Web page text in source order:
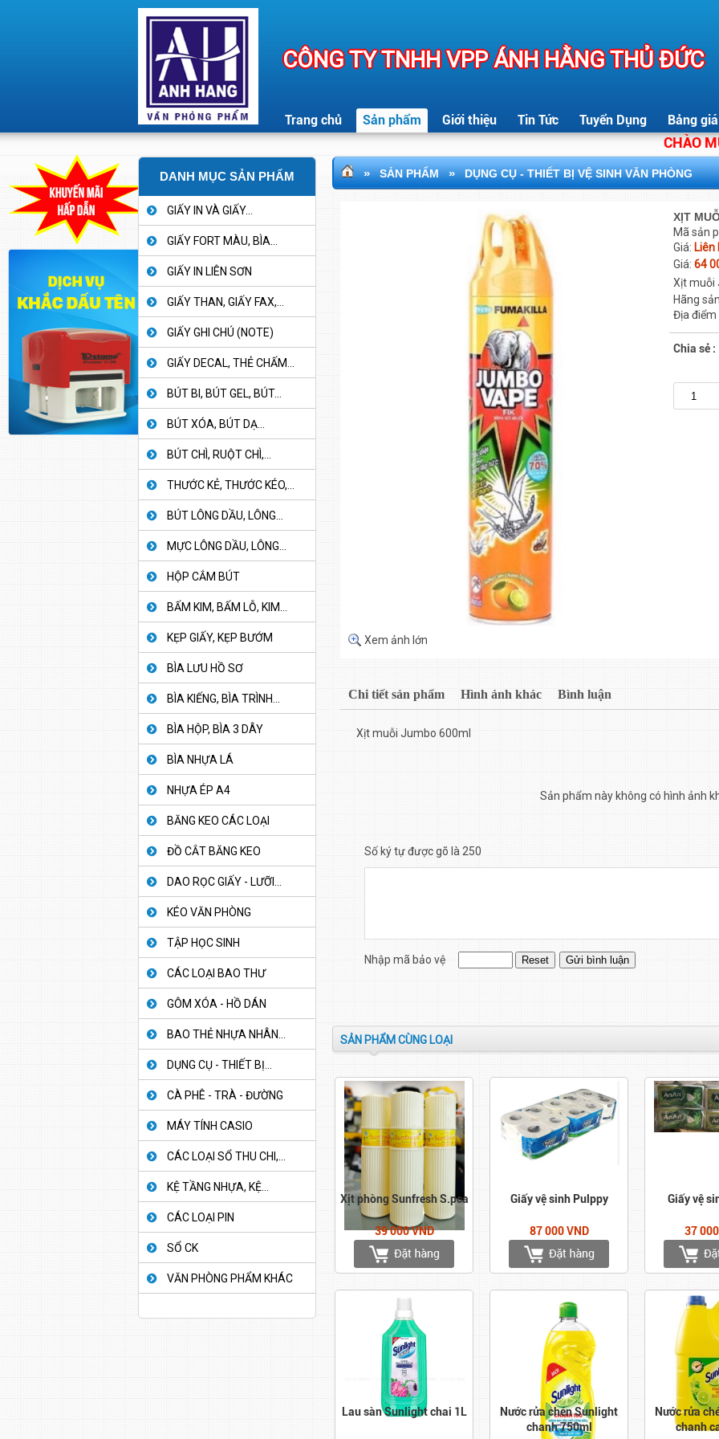
CÔNG TY TNHH VPP ÁNH HẰNG THỦ ĐỨC
Trang chủ Sản phẩm Giới thiệu Tin Tức Tuyển Dụng Bảng giá
CHÀO
DANH MỤC SẢN PHẨM
GIẤY IN VÀ GIẤY...
GIẤY FORT MÀU, BÌA...
GIẤY IN LIÊN SƠN
GIẤY THAN, GIẤY FAX,...
GIẤY GHI CHÚ (NOTE)
GIẤY DECAL, THẺ CHẤM...
BÚT BI, BÚT GEL, BÚT...
BÚT XÓA, BÚT DẠ...
BÚT CHÌ, RUỘT CHÌ,...
THƯỚC KẺ, THƯỚC KÉO,...
BÚT LÔNG DẦU, LÔNG...
MỰC LÔNG DẦU, LÔNG...
HỘP CẮM BÚT
BẤM KIM, BẤM LỖ, KIM...
KẸP GIẤY, KẸP BƯỚM
BÌA LƯU HỒ SƠ
BÌA KIẾNG, BÌA TRÌNH...
BÌA HỘP, BÌA 3 DÂY
BÌA NHỰA LÁ
NHỰA ÉP A4
BĂNG KEO CÁC LOẠI
ĐỒ CẮT BĂNG KEO
DAO RỌC GIẤY - LƯỠI...
KÉO VĂN PHÒNG
TẬP HỌC SINH
CÁC LOẠI BAO THƯ
GÔM XÓA - HỒ DÁN
BAO THẺ NHỰA NHÂN...
DỤNG CỤ - THIẾT BỊ...
CÀ PHÊ - TRÀ - ĐƯỜNG
MÁY TÍNH CASIO
CÁC LOẠI SỔ THU CHI,...
KỆ TẦNG NHỰA, KỆ...
CÁC LOẠI PIN
SỔ CK
VĂN PHÒNG PHẨM KHÁC
» SẢN PHẨM » DỤNG CỤ - THIẾT BỊ VỆ SINH VĂN PHÒNG
Xem ảnh lớn
XỊT
Mã sản
Giá: Liên
Giá: 64
Xịt muỗi
Hãng
Địa điểm
Chia sẻ :
Chi tiết sản phẩm Hình ảnh khác Bình luận
Xịt muỗi Jumbo 600ml
Sản phẩm này không có hình ảnh
Số ký tự được gõ là 250
Nhập mã bảo vệ
SẢN PHẨM CÙNG LOẠI
Xịt phòng Sunfresh S.pca
39 000 VND
Giấy vệ sinh Pulppy
87 000 VND
Giấy vệ
37
Lau sàn Sunlight chai 1L
Nước rửa chén Sunlight
chanh 750ml
Nước rửa
chanh